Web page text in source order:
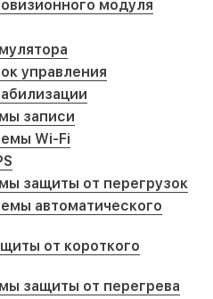
модуля
управления
записи
Wi-Fi
защиты от перегрузок
автоматического
от короткого
защиты от перегрева